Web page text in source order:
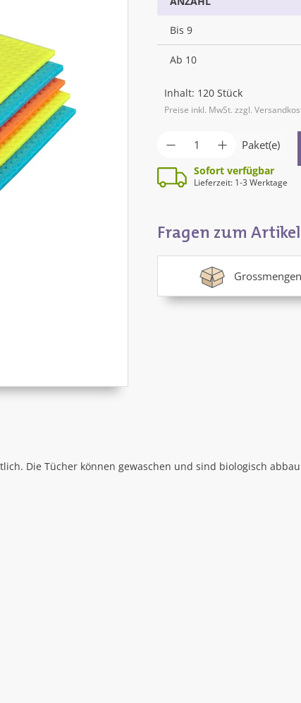
Bis 9
Ab 10
Inhalt: 120 Stück
Preise inkl. MwSt. zzgl.
Produkt Anzahl:
Paket(e)
Sofort verfügbar
Lieferzeit: 1-3 Werktage
Fragen zum
Die Tücher können gewaschen und sind biologisch